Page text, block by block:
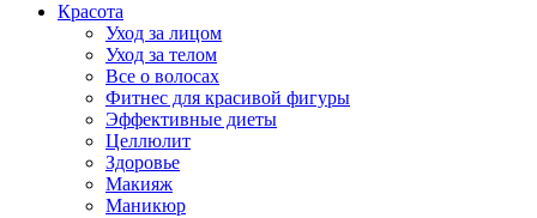
Красота
Уход за лицом
Уход за телом
Все о волосах
Фитнес для красивой фигуры
Эффективные диеты
Целлюлит
Здоровье
Макияж
Маникюр